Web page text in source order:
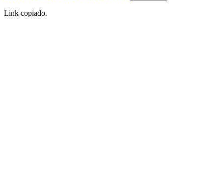
Link copiado.